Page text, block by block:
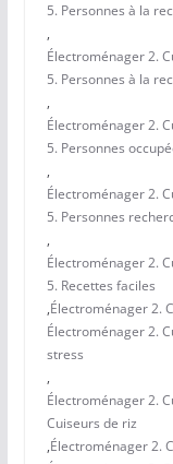
5. Personnes à la
,
Électroménager 2.
5. Personnes à la
,
Électroménager 2.
5. Personnes
,
Électroménager 2.
5. Personnes
,
Électroménager 2.
5. Recettes faciles
,Électroménager 2.
Électroménager 2.
stress
,
Électroménager 2.
Cuiseurs de riz
,Électroménager 2.